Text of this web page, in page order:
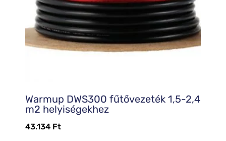
Warmup DWS300 fűtővezeték 1,5-2,4
m2 helyiségekhez
43.134 Ft